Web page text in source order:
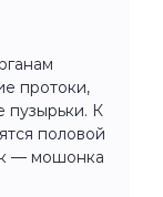
протоки,
пузырьки. К
половой
— мошонка